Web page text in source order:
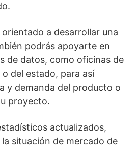
a desarrollar una
podrás apoyarte en
de datos, como oficinas de
del estado, para así
y demanda del producto o
proyecto.
actualizados,
situación de mercado de